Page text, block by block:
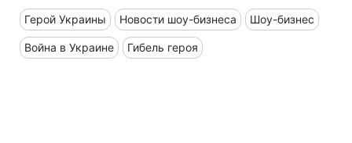
Герой Украины Новости шоу-бизнеса Шоу-бизнес
Война в Украине Гибель героя